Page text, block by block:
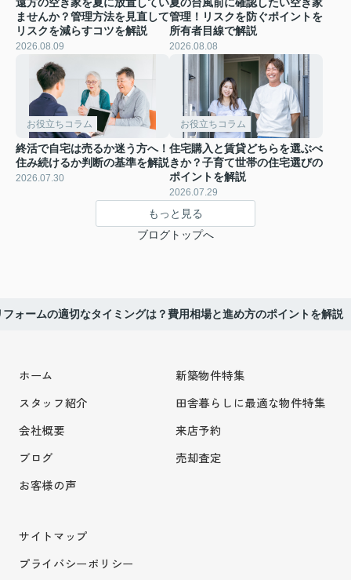
ませんか？管理方法を見直して
リスクを減らすコツを解説
2026.08.09
管理！リスクを防ぐポイントを
所有者目線で解説
2026.08.08
お役立ちコラム
終活で自宅は売るか迷う方へ！
住み続けるか判断の基準を解説
2026.07.30
お役立ちコラム
住宅購入と賃貸どちらを選ぶべ
きか？子育て世帯の住宅選びの
ポイントを解説
2026.07.29
もっと見る
ブログトップへ
ォームの適切なタイミングは？費用相場と進め方のポイントを解説
ホーム
スタッフ紹介
会社概要
ブログ
お客様の声
新築物件特集
田舎暮らしに最適な物件特集
来店予約
売却査定
サイトマップ
プライバシーポリシー